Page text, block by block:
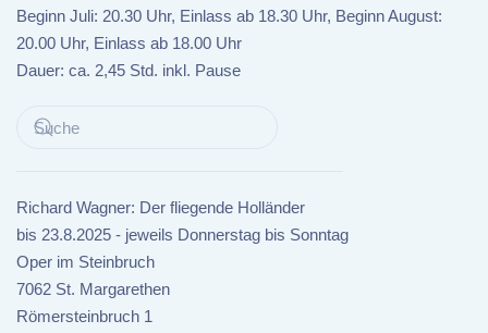
Beginn Juli: 20.30 Uhr, Einlass ab 18.30 Uhr, Beginn August:
20.00 Uhr, Einlass ab 18.00 Uhr
Dauer: ca. 2,45 Std. inkl. Pause
Richard Wagner: Der fliegende Holländer
bis 23.8.2025 - jeweils Donnerstag bis Sonntag
Oper im Steinbruch
7062 St. Margarethen
Römersteinbruch 1